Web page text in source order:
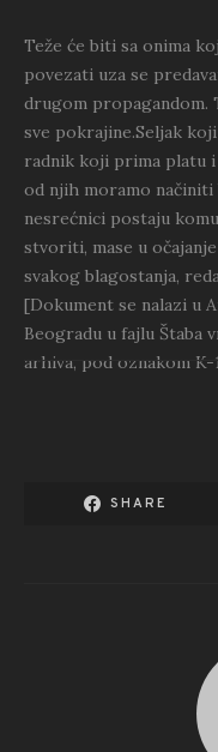
Teže će biti sa onima
povezati uza se
drugom
sve pokrajine.Seljak
radnik koji prima platu i
od njih moramo načiniti
nesrećnici postaju
stvoriti, mase u
svakog blagostanja,
[Dokument se nalazi u
Beogradu u fajlu Štaba
arhiva, pod oznakom K-
SHARE